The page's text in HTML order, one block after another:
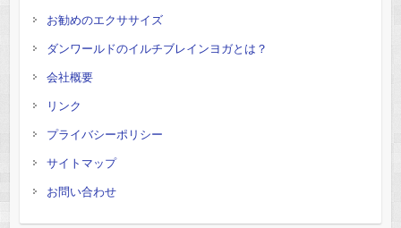
お勧めのエクササイズ
ダンワールドのイルチブレインヨガとは？
会社概要
リンク
プライバシーポリシー
サイトマップ
お問い合わせ